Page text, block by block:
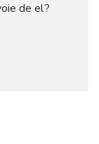
de el?